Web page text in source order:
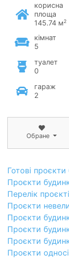
корисна
площа
145.74 м2
кімнат
5
туалет
0
гараж
2
Обране
Готові проєкти
Проєкти
Перелік
Проєкти
Проєкти
Проєкти
Проєкти
Проєкти